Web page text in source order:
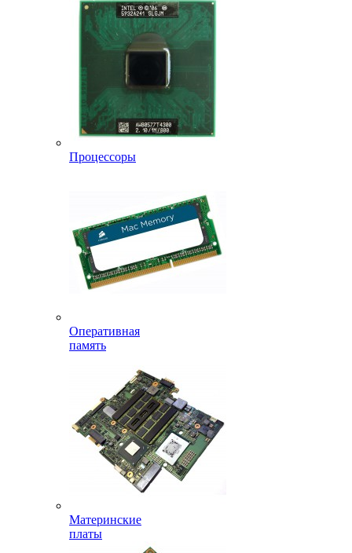
Процессоры
Оперативная
память
Материнские
платы